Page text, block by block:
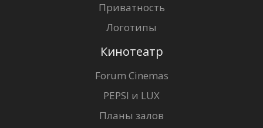
Приватность
Логотипы
Кинотеатр
Forum Cinemas
PEPSI и LUX
Планы залов